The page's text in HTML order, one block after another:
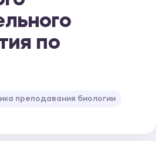
по
преподавания биологии